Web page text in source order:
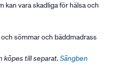
kan vara skadliga för hälsa och
sömmar och bäddmadrass
köpes till separat. Sängben